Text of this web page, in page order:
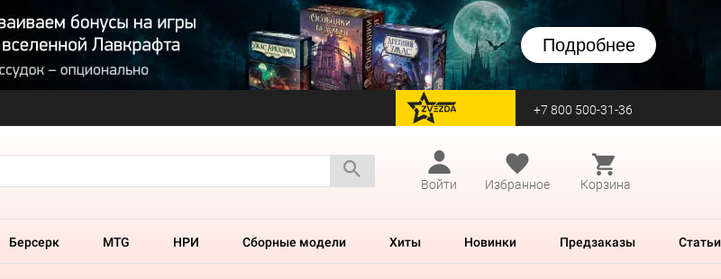
Подробнее
перейти на Zvezda +7 800 500-31-36
Войти
Избранное Корзина
Берсерк MTG НРИ Сборные модели Хиты Новинки Предзаказы Статьи